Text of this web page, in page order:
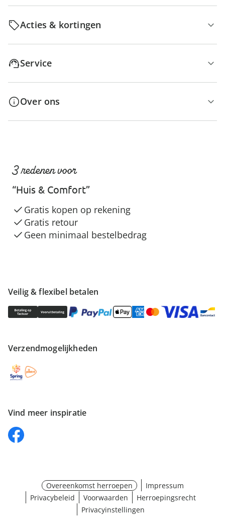
Acties & kortingen
Service
Over ons
Veilig & flexibel betalen
Verzendmogelijkheden
Vind meer inspiratie
3 redenen voor
“Huis & Comfort”
Gratis kopen op rekening
Gratis retour
Geen minimaal bestelbedrag
Overeenkomst herroepen
Impressum
Privacybeleid
Voorwaarden
Herroepingsrecht
Privacyinstellingen